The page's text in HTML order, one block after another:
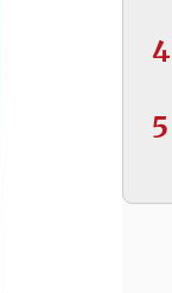
4
5